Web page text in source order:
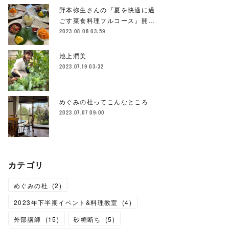
野本弥生さんの『夏を快適に過
ごす菜食料理フルコース』開…
2023.08.08 03:59
池上潤美
2023.07.19 03:32
めぐみの杜ってこんなところ
2023.07.07 09:00
カテゴリ
めぐみの杜 (2)
2023年下半期イベント&料理教室
(4)
外部講師
(15) 砂糖断ち (5)